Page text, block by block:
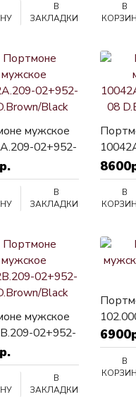
В
ЗАКЛАДКИ
В
мужское
02+952-
Black
В
ЗАКЛАДКИ
08
В
мужское
02+952-
Black
В
ЗАКЛАДКИ
В